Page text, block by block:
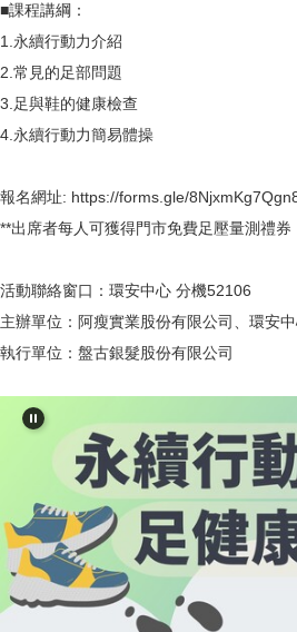
■課程講綱：
1.永續行動力介紹
2.常見的足部問題
3.足與鞋的健康檢查
4.永續行動力簡易體操
報名網址: https://forms.gle/
**出席者每人可獲得門市免費足壓量測禮券
活動聯絡窗口：環安中心 分機52106
主辦單位：阿瘦實業股份有限公司、環安
執行單位：盤古銀髮股份有限公司